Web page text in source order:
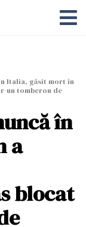
Italia, găsit mort în
un tomberon de
în
a
blocat